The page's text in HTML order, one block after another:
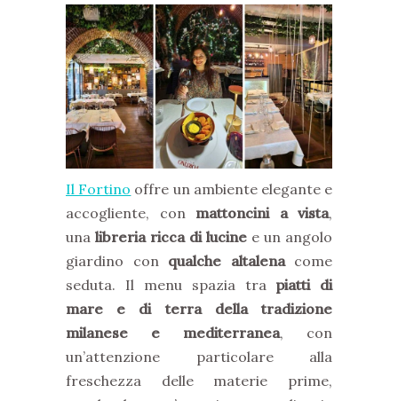
Il Fortino offre un ambiente elegante e
accogliente, con mattoncini a vista,
una libreria ricca di lucine e un angolo
giardino con qualche altalenacome
seduta. Il menu spazia tra piatti di
mare e di terra della tradizione
milanese e mediterranea, con
un’attenzione particolare alla
freschezza delle materie prime,